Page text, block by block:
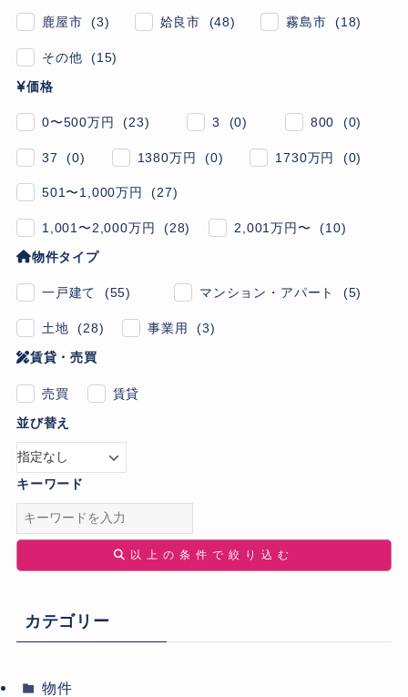
鹿屋市 (3) 姶良市 (48) 霧島市 (18)
その他 (15)
価格
0〜500万円 (23) 3 (0) 800 (0)
37 (0) 1380万円 (0) 1730万円 (0)
501〜1,000万円 (27)
1,001〜2,000万円 (28) 2,001万円〜 (10)
物件タイプ
一戸建て (55) マンション・アパート (5)
土地 (28) 事業用 (3)
賃貸・売買
売買 賃貸
並び替え
キーワード
以上の条件で絞り込む
カテゴリー
物件